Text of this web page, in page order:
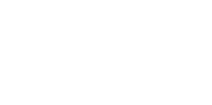
se ha
Cisneros Palacios, para
.
algunos futbolistas